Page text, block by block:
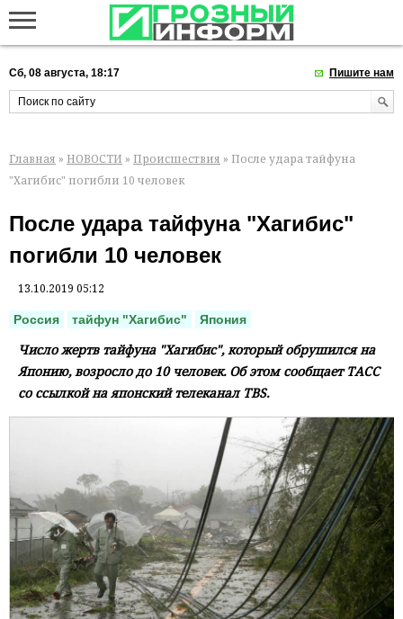
Сб, 08 августа, 18:17 Пишите нам
Главная » НОВОСТИ » Происшествия » После удара тайфуна
"Хагибис" погибли 10 человек
После удара тайфуна "Хагибис"
погибли 10 человек
13.10.2019 05:12
Россия тайфун "Хагибис" Япония
Число жертв тайфуна "Хагибис", который обрушился на
Японию, возросло до 10 человек. Об этом сообщает ТАСС
со ссылкой на японский телеканал TBS.